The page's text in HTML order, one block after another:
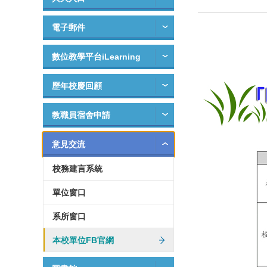
電子郵件
數位教學平台iLearning
歷年校慶回顧
教職員宿舍申請
意見交流
校務建言系統
單位窗口
系所窗口
本校單位FB官網